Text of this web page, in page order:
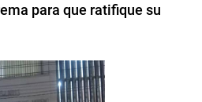
para que ratifique su